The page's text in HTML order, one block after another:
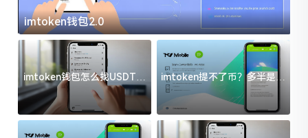
imtoken钱包2.0
imtoken钱包怎么找USDT地
址？三步搞定不踩坑
imtoken提不了币？多半是这
几件事没处理好